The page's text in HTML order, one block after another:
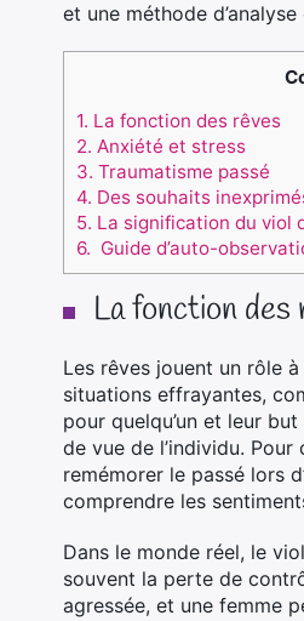
et une méthode
1. La fonction des rêves
2. Anxiété et stress
3. Traumatisme passé
4. Des souhaits
5. La signification du viol
6. Guide d’auto-
La fonction des
Les rêves jouent un rôle
situations effrayantes,
pour quelqu’un et leur
de vue de l’individu.
remémorer le passé lors
comprendre les
Dans le monde réel, le
souvent la perte de
agressée, et une femme